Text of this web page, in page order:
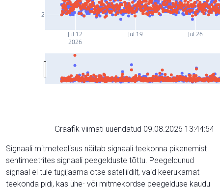
Jul 12
2026
Jul 19 Jul 26
2
Graafik viimati uuendatud 09.08.2026 13:44:54
Signaali mitmeteelisus näitab signaali teekonna pikenemist
sentimeetrites signaali peegelduste tõttu. Peegeldunud
signaal ei tule tugijaama otse satelliidilt, vaid keerukamat
teekonda pidi, kas ühe- või mitmekordse peegelduse kaudu